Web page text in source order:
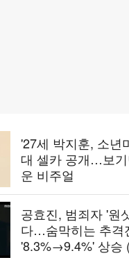
'27세 박지훈, 소년
대 셀카 공개…보
운 비주얼
공효진, 범죄자 '원
다…숨막히는 추격